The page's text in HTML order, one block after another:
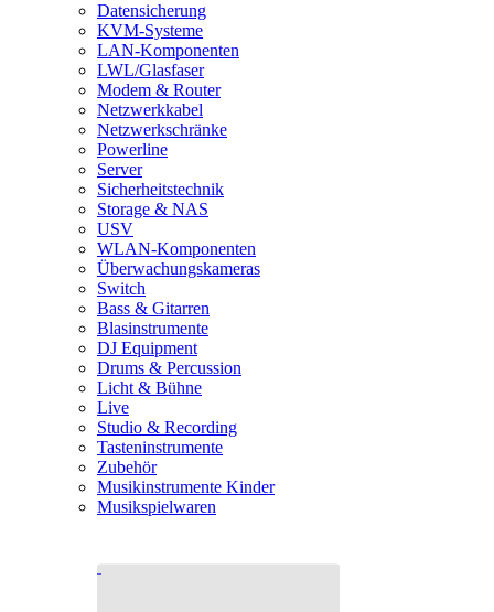
Datensicherung
KVM-Systeme
LAN-Komponenten
LWL/Glasfaser
Modem & Router
Netzwerkkabel
Netzwerkschränke
Powerline
Server
Sicherheitstechnik
Storage & NAS
USV
WLAN-Komponenten
Überwachungskameras
Switch
Bass & Gitarren
Blasinstrumente
DJ Equipment
Drums & Percussion
Licht & Bühne
Live
Studio & Recording
Tasteninstrumente
Zubehör
Musikinstrumente Kinder
Musikspielwaren